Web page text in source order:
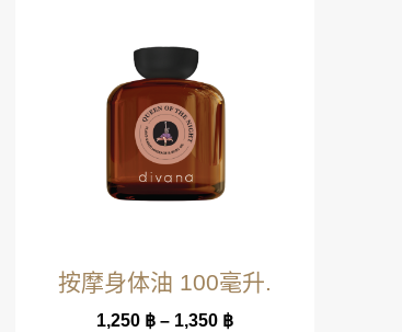
按摩身体油 100毫升.
1,250 ฿ – 1,350 ฿